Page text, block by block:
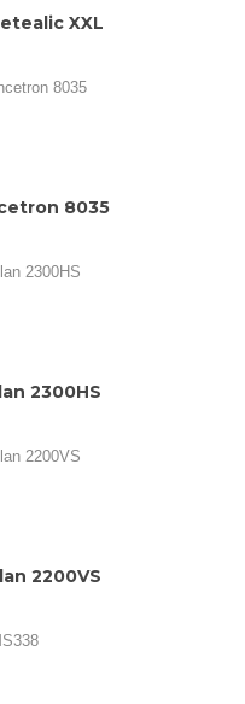
XXL
8035
2300HS
2200VS